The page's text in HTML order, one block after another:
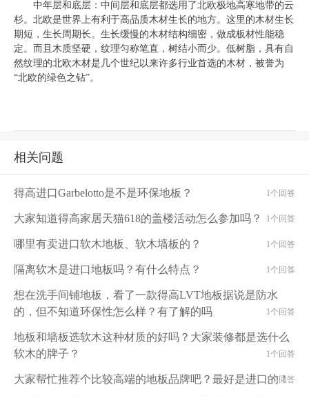
中年层和底层：中间层和底层都选用了北欧极地高寒地带的云
杉。北欧是世界上有利于高品质木材生长的地方。这里的木材生长
期短，生长周期长。生长缓慢的木材结构细密，做成板材性能稳
定。而且木质坚硬，纹理匀称笔直，树结小而少。低树脂，具有自
然纹理的北欧木材是几个世纪以来许多行业首选的木材，被誉为
“北欧的绿色之钻”。
相关问题
得高进口Garbelotto是不是环保地板？ 1个回答
大家知道得高家居天猫618的盖楼活动怎么参加吗？ 1个回答
哪里有卖进口软木地板、软木墙板的？ 1个回答
隔离软木是进口地板吗？有什么特点？ 1个回答
想在洗手间铺地板，看了一款得高LVT地板据说是防水
的，但不知道环保性怎么样？有了解的吗
1个回答
地板和墙板选软木这种材质的好吗？大家装修都是选什么
软木的牌子？
1个回答
大家帮忙推荐个比较高端的地板品牌吧？最好是进口的！
1个回答